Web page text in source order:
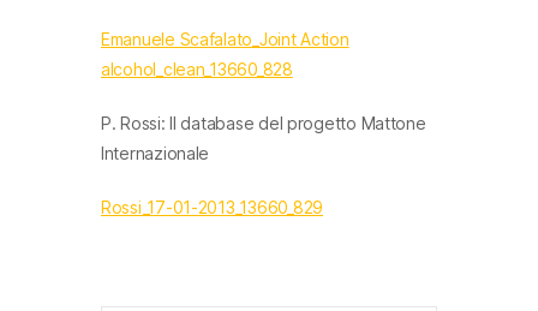
Emanuele Scafalato_Joint Action
alcohol_clean_13660_828
P. Rossi: Il database del progetto Mattone
Internazionale
Rossi_17-01-2013_13660_829